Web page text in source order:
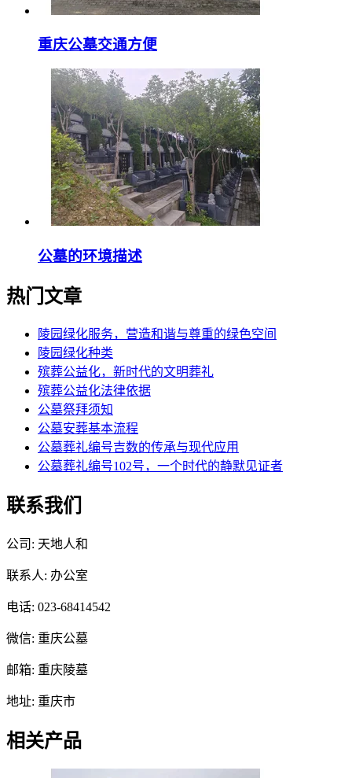
重庆公墓交通方便
公墓的环境描述
热门文章
陵园绿化服务，营造和谐与尊重的绿色空间
陵园绿化种类
殡葬公益化，新时代的文明葬礼
殡葬公益化法律依据
公墓祭拜须知
公墓安葬基本流程
公墓葬礼编号吉数的传承与现代应用
公墓葬礼编号102号，一个时代的静默见证者
联系我们
公司: 天地人和
联系人: 办公室
电话: 023-68414542
微信: 重庆公墓
邮箱: 重庆陵墓
地址: 重庆市
相关产品